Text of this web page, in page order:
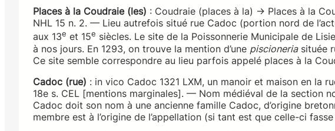
Places à la Coudraie (les) : Coudraie (places à la) → Places à la
NHL 15 n. 2. — Lieu autrefois situé rue Cadoc (portion nord de
aux 13e et 15e siècles. Le site de la Poissonnerie Municipale de
à nos jours. En 1293, on trouve la mention d’une piscioneriasituée
Ce site semble correspondre au lieu parfois appelé places à la
Cadoc (rue) : in vico Cadoc 1321 LXM, un manoir et maison en la
18e s. CEL [mentions marginales]. — Nom médiéval de la section
Cadoc doit son nom à une ancienne famille Cadoc, d’origine
membre est à l’origine de l’appellation (si tant est que celle-ci